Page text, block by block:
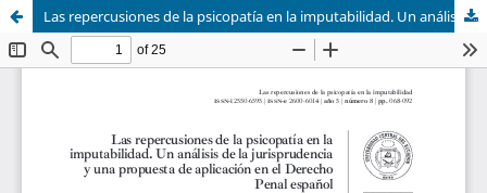
Las repercusiones de la psicopatía en la imputabilidad. Un análisis de la jurisprudencia y una propuesta de aplicación en el Derecho Penal español